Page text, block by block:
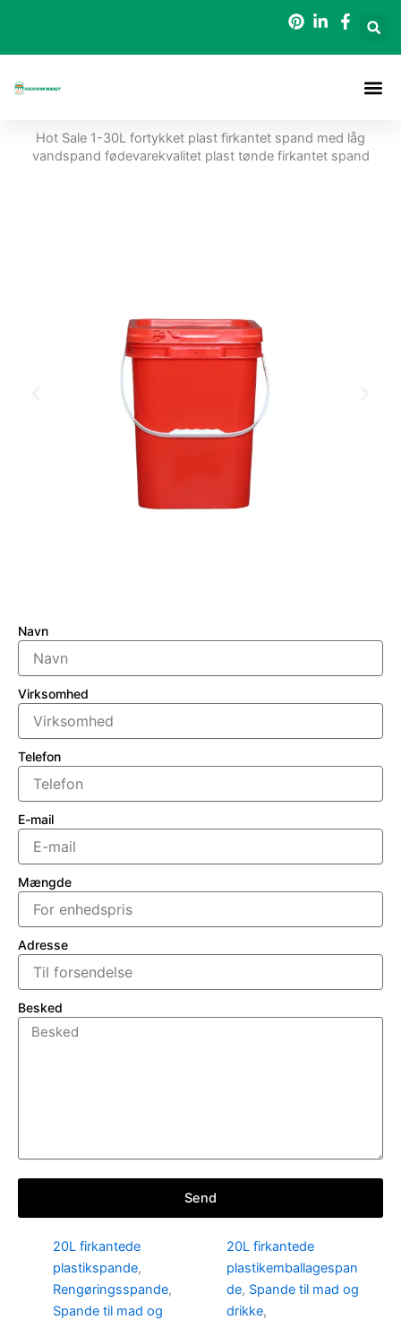
indholdet
Hot Sale 1-30L fortykket plast firkantet spand med låg
vandspand fødevarekvalitet plast tønde firkantet spand
Navn
Virksomhed
Telefon
E-mail
Mængde
Adresse
Besked
Send
20L firkantede
plastikspande,
Rengøringsspande,
Spande til mad og
20L firkantede
plastikemballagespan
de, Spande til mad og
drikke,